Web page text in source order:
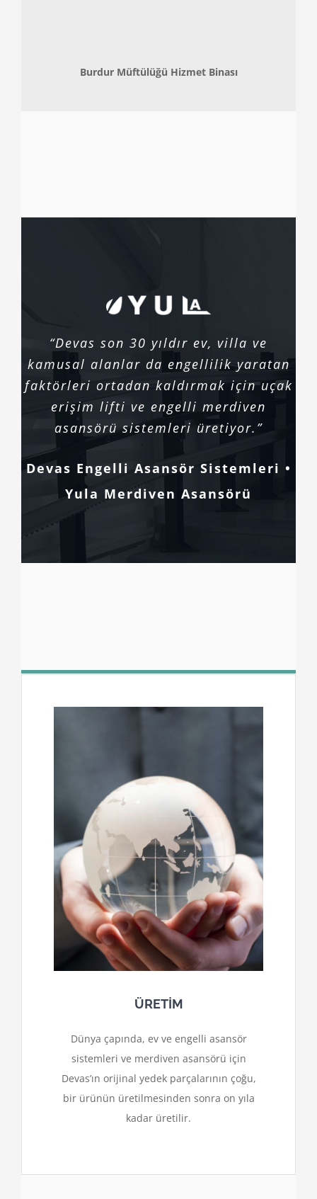
Burdur Müftülüğü Hizmet Binası
“Devas son 30 yıldır ev, villa ve
kamusal alanlar da engellilik yaratan
faktörleri ortadan kaldırmak için uçak
erişim lifti ve engelli merdiven
asansörü sistemleri üretiyor.”
Devas Engelli Asansör Sistemleri •
Yula Merdiven Asansörü
ÜRETİM
Dünya çapında, ev ve engelli asansör
sistemleri ve merdiven asansörü için
Devas’ın orijinal yedek parçalarının çoğu,
bir ürünün üretilmesinden sonra on yıla
kadar üretilir.